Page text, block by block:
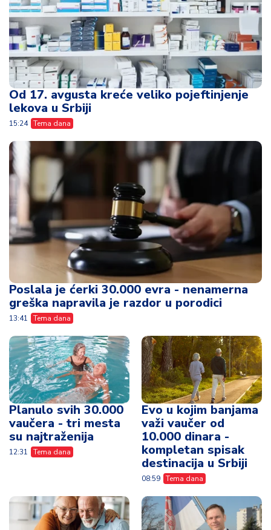
Od 17. avgusta kreće veliko pojeftinjenje
lekova u Srbiji
15:24 Tema dana
Poslala je ćerki 30.000 evra - nenamerna
greška napravila je razdor u porodici
13:41 Tema dana
Planulo svih 30.000
vaučera - tri mesta
su najtraženija
12:31 Tema dana
Evo u kojim banjama
važi vaučer od
10.000 dinara -
kompletan spisak
destinacija u Srbiji
08:59 Tema dana